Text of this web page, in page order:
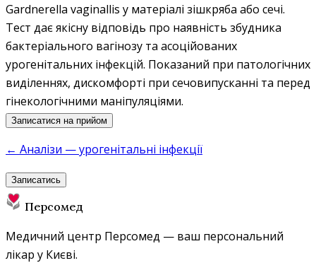
Gardnerella vaginallis у матеріалі зішкряба або сечі.
Тест дає якісну відповідь про наявність збудника
бактеріального вагінозу та асоційованих
урогенітальних інфекцій. Показаний при патологічних
виділеннях, дискомфорті при сечовипусканні та перед
гінекологічними маніпуляціями.
Записатися на прийом
← Аналізи — урогенітальні інфекції
Записатись
Персомед
Медичний центр Персомед — ваш персональний
лікар у Києві.